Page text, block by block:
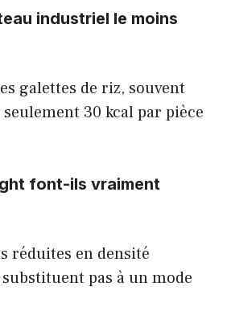
industriel le moins
galettes de riz, souvent
seulement 30 kcal par pièce
font-ils vraiment
réduites en densité
pas à un mode